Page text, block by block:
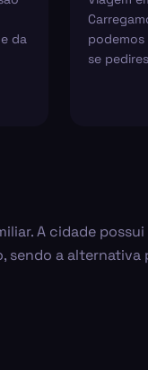
da
se
A cidade
sendo a